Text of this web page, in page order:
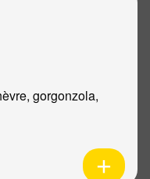
gorgonzola,